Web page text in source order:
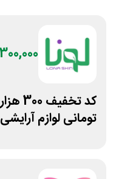
300,000
کد تخفیف 300 هزار
تومانی لوازم آرایشی